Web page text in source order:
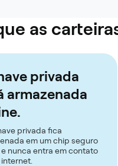
as
privada
armazenada
privada fica
em um chip seguro
nunca entra em contato